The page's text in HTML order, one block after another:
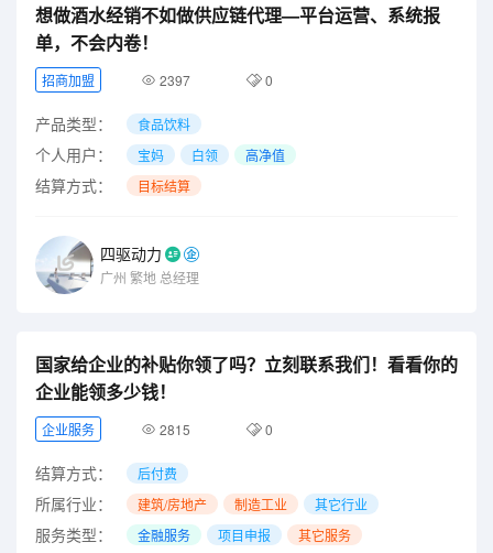
想做酒水经销不如做供应链代理—平台运营、系统报
单，不会内卷！
招商加盟 2397 0
产品类型： 食品饮料
个人用户： 宝妈 白领 高净值
结算方式： 目标结算
四驱动力
广州 繁地 总经理
国家给企业的补贴你领了吗？立刻联系我们！看看你的
企业能领多少钱！
企业服务 2815 0
结算方式： 后付费
所属行业： 建筑/房地产 制造工业 其它行业
服务类型： 金融服务 项目申报 其它服务